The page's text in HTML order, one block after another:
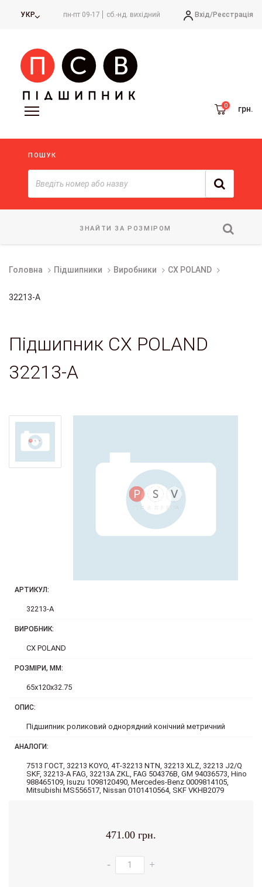
УКР пн-пт 09-17 сб.-нд. вихідний Вхід/Реєстрація
грн.
ПОШУК
ЗНАЙТИ ЗА РОЗМІРОМ
Головна Підшипники Виробники CX POLAND
32213-A
Підшипник CX POLAND
32213-A
АРТИКУЛ:
32213-A
ВИРОБНИК:
CX POLAND
РОЗМІРИ, ММ:
65x120x32.75
ОПИС:
Підшипник роликовий однорядний конічний метричний
АНАЛОГИ:
7513 ГОСТ, 32213 KOYO, 4T-32213 NTN, 32213 XLZ, 32213 J2/Q
SKF, 32213-A FAG, 32213A ZKL, FAG 504376B, GM 94036573, Hino
988465109, Isuzu 1098120490, Mercedes-Benz 0009814105,
Mitsubishi MS556517, Nissan 0101410564, SKF VKHB2079
471.00 грн.
- +